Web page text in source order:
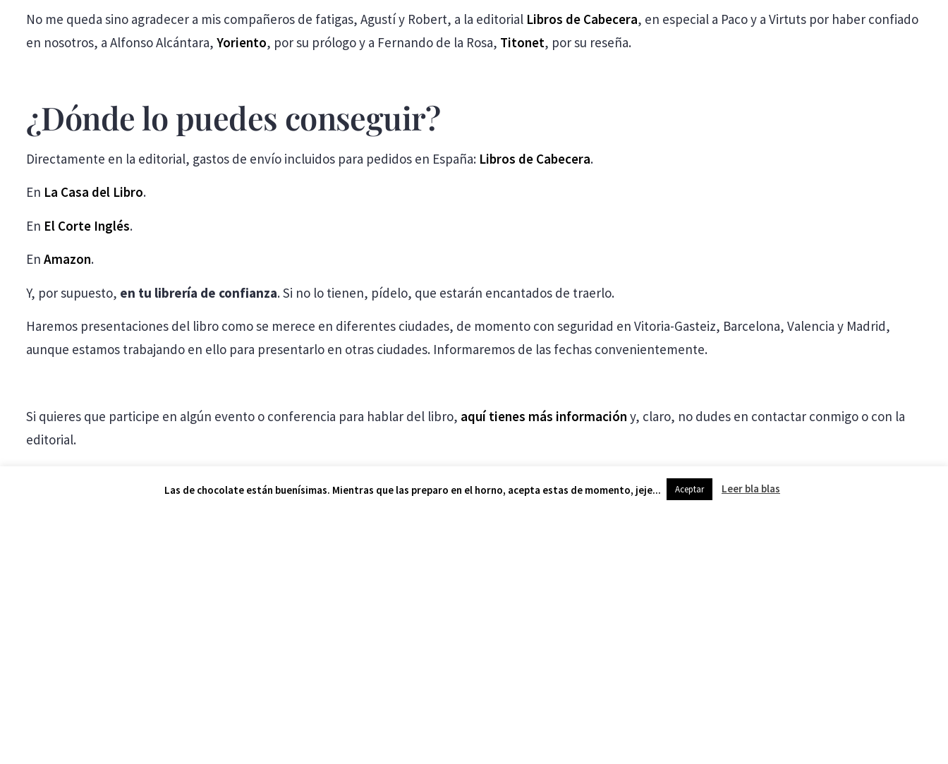
No me queda sino agradecer a mis compañeros de fatigas, Agustí y Robert, a la editorial Libros de Cabecera, en especial a Paco y a Virtuts por haber confiado
en nosotros, a Alfonso Alcántara, Yoriento, por su prólogo y a Fernando de la Rosa, Titonet, por su reseña.
¿Dónde lo puedes conseguir?
Directamente en la editorial, gastos de envío incluidos para pedidos en España: Libros de Cabecera.
En La Casa del Libro.
En El Corte Inglés.
En Amazon.
Y, por supuesto, en tu librería de confianza. Si no lo tienen, pídelo, que estarán encantados de traerlo.
Haremos presentaciones del libro como se merece en diferentes ciudades, de momento con seguridad en Vitoria-Gasteiz, Barcelona, Valencia y Madrid,
aunque estamos trabajando en ello para presentarlo en otras ciudades. Informaremos de las fechas convenientemente.
Si quieres que participe en algún evento o conferencia para hablar del libro, aquí tienes más información y, claro, no dudes en contactar conmigo o con la
editorial.
Las de chocolate están buenísimas. Mientras que las preparo en el horno, acepta estas de momento, jeje... Aceptar Leer bla blas